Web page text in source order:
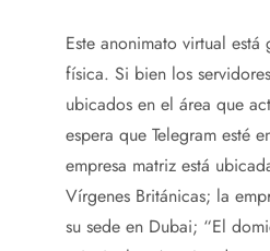
Este anonimato virtual
física. Si bien los
ubicados en el área que
espera que Telegram esté
empresa matriz está
Vírgenes Británicas; la
su sede en Dubai; “El